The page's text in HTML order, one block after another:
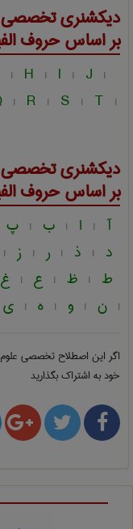
دیکشنری تخصصی
بر اساس حروف
| H | I | J |
| R | S | T |
دیکشنری تخصصی
بر اساس حروف
آ | ا | ب | پ
د | ذ | ر | ز |
ط | ظ | ع | غ
| ن | و | ه | ی
اگر این اصطلاح تخصصی
خود به اشتراک بگذارید